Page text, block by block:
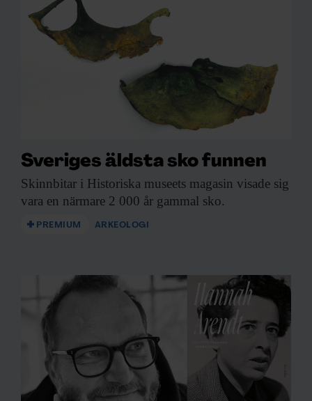
KUNSKAP BASERAD PÅ VETENSKAP
Prenumerera på
Forskning & Framsteg!
Inlogg tillfof.seoch app •E-tidning•
Nyhetsbrev • Rabatt på våra
evenemang
Sveriges äldsta sko funnen
Skinnbitar i Historiska museets magasin visade sig
vara en närmare 2 000 år gammal sko.
PREMIUM ARKEOLOGI